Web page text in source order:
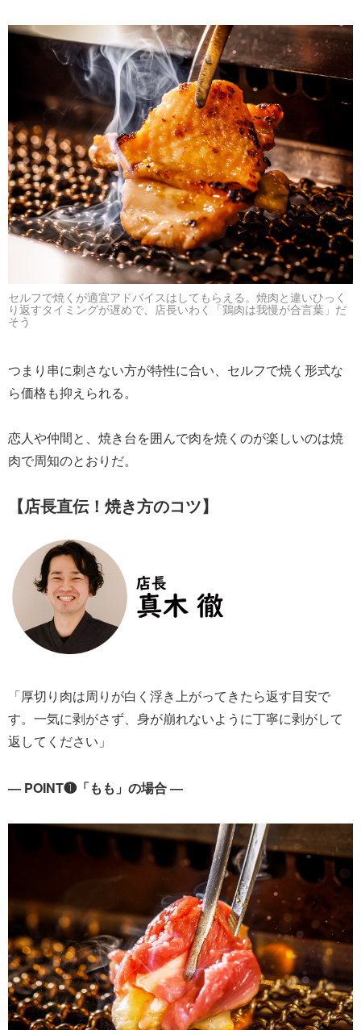
セルフで焼くが適宜アドバイスはしてもらえる。焼肉と違いひっく
り返すタイミングが遅めで、店長いわく「鶏肉は我慢が合言葉」だ
そう
つまり串に刺さない方が特性に合い、セルフで焼く形式な
ら価格も抑えられる。
恋人や仲間と、焼き台を囲んで肉を焼くのが楽しいのは焼
肉で周知のとおりだ。
【店長直伝！焼き方のコツ】
「厚切り肉は周りが白く浮き上がってきたら返す目安で
す。一気に剥がさず、身が崩れないように丁寧に剥がして
返してください」
― POINT❶「もも」の場合 ―